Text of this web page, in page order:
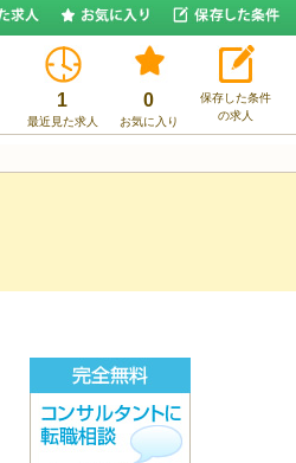
1
最近見た求人
0
お気に入り
保存した条件
の求人